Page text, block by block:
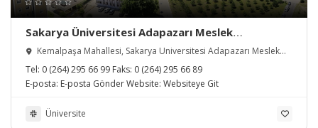
Sakarya Üniversitesi Adapazarı Meslek
Yüksekokulu
Kemalpaşa Mahallesi, Sakarya Üniversitesi Adapazarı Meslek
Tel: 0 (264) 295 66 99 Faks: 0 (264) 295 66 89
E-posta: E-posta GönderWebsite: Websiteye Git
Üniversite